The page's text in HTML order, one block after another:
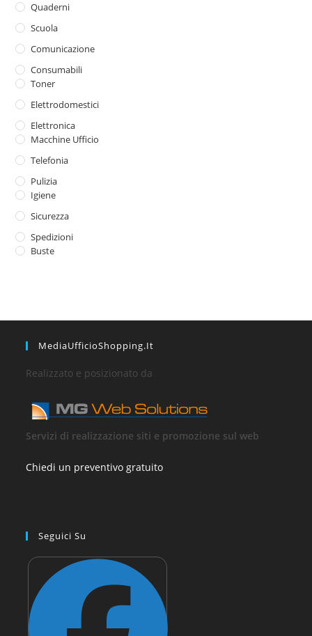
Quaderni
Scuola
Comunicazione
Consumabili
Toner
Elettrodomestici
Elettronica
Macchine Ufficio
Telefonia
Pulizia
Igiene
Sicurezza
Spedizioni
Buste
MediaUfficioShopping.it
Realizzato e posizionato da
Servizi di realizzazione siti e promozione sul web
Chiedi un preventivo gratuito
Seguici Su